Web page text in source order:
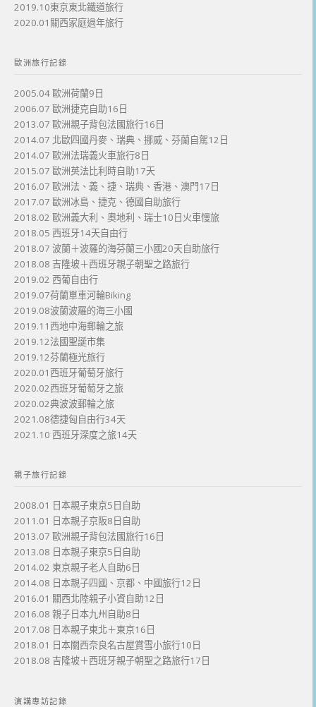
2019.10東京東北鐵道旅行
2020.01關西家庭過年旅行
歐洲旅行記錄
2005.04 歐洲荷蘭9日
2006.07 歐洲捷克自助16日
2013.07 歐洲親子背包法國旅行16日
2014.07 北歐四國丹麥、瑞典、挪威、芬蘭自駕12日
2014.07 歐洲法瑞義火車旅行8日
2015.07 歐洲英法比利時自助17天
2016.07 歐洲法、義、捷、瑞典、香港、澳門17日
2017.07 歐洲冰島、捷克、德國自助旅行
2018.02 歐洲義大利、奧地利、瑞士10日火車慢旅
2018.05 西班牙14天自由行
2018.07 波蘭＋波羅的海芬蘭三小國20天自助旅行
2018.08 吉隆坡＋西班牙親子朝聖之路旅行
2019.02 西葡自由行
2019.07荷蘭單車河輪Biking
2019.08波蘭波羅的海三小國
2019.11西地中海郵輪之旅
2019.12法國聖誕市集
2019.12芬蘭極光旅行
2020.01西班牙葡萄牙旅行
2020.02西班牙葡萄牙之旅
2020.02典波波郵輪之旅
2021.08德捷匈自由行34天
2021.10 西班牙深度之旅14天
親子旅行記錄
2008.01 日本親子東京5日自助
2011.01 日本親子京阪8日自助
2013.07 歐洲親子背包法國旅行16日
2013.08 日本親子東京5日自助
2014.02 東京親子老人自助6日
2014.08 日本親子四國、京都、中國旅行12日
2016.01 關西北陸親子小資自助12日
2016.08 親子日本九州自助8日
2017.08 日本親子東北＋東京16日
2018.01 日本關西奈良名古屋賞雪小旅行10日
2018.08 吉隆坡＋西班牙親子朝聖之路旅行17日
演講專訪記錄